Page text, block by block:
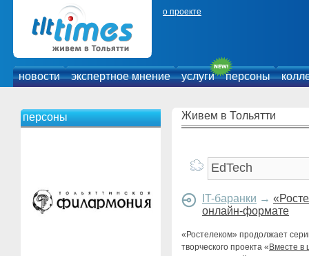
о проекте
новости экспертное мнение услуги персоны
персоны Живем в Тольятти
IT-баранки →
онлайн-формате
«Ростелеком» продолжает
творческого проекта « Вместе в